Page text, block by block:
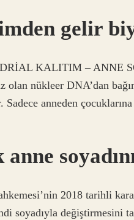
gelir
KALITIM – ANNE
olan nükleer DNA’dan
Sadece anneden
anne
2018 tarihli
soyadıyla değiştirmesini